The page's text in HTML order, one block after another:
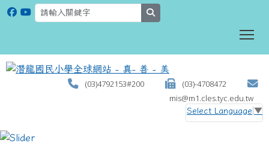
(03)4792153#200
(03)-4708472
mis@m1.cles.tyc.edu.tw
Select Language ▼